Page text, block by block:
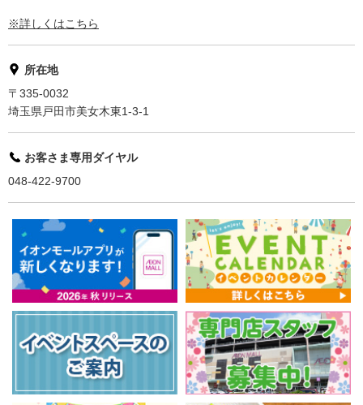
※詳しくはこちら
所在地
〒335-0032
埼玉県戸田市美女木東1-3-1
お客さま専用ダイヤル
048-422-9700